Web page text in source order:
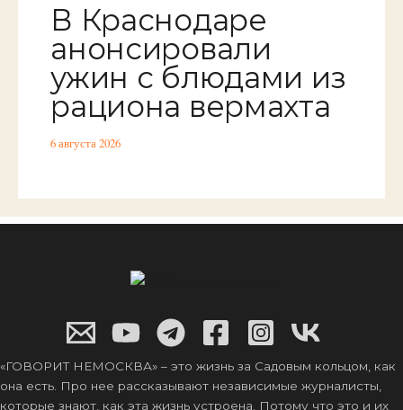
В Краснодаре
анонсировали
ужин с блюдами из
рациона вермахта
6 августа 2026
«ГОВОРИТ НЕМОСКВА» – это жизнь за Садовым кольцом, как
она есть. Про нее рассказывают независимые журналисты,
которые знают, как эта жизнь устроена. Потому что это и их